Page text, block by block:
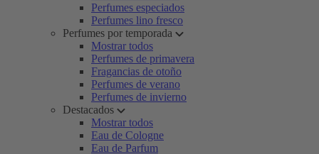
Perfumes especiados
Perfumes lino fresco
Perfumes por temporada
Mostrar todos
Perfumes de primavera
Fragancias de otoño
Perfumes de verano
Perfumes de invierno
Destacados
Mostrar todos
Eau de Cologne
Eau de Parfum